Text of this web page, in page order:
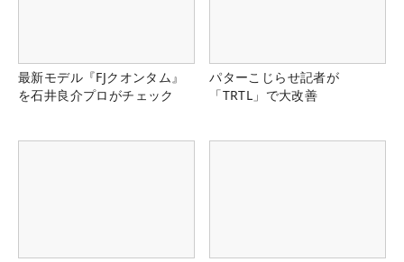
最新モデル『FJクオンタム』
を石井良介プロがチェック
パターこじらせ記者が
「TRTL」で大改善